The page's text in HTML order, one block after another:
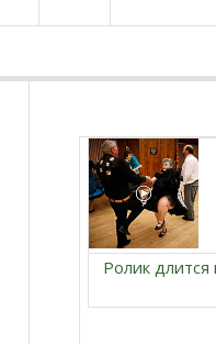
Ролик длится